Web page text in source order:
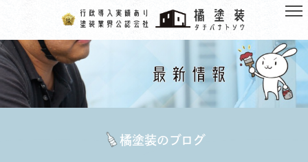
橘塗装のブログ